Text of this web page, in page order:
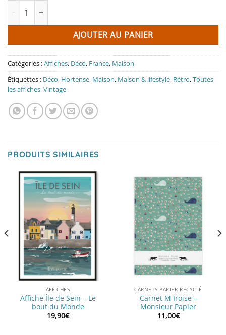
AJOUTER AU PANIER
Catégories :Affiches, Déco, France, Maison
Étiquettes : Déco, Hortense, Maison, Maison & lifestyle, Rétro,Toutes
les affiches,Vintage
PRODUITS SIMILAIRES
AFFICHES
Affiche Île de Sein – Le
bout du Monde
19,90€
CARNETS PAPIER RECYCLÉ
Carnet M Iroise –
Monsieur Papier
11,00€